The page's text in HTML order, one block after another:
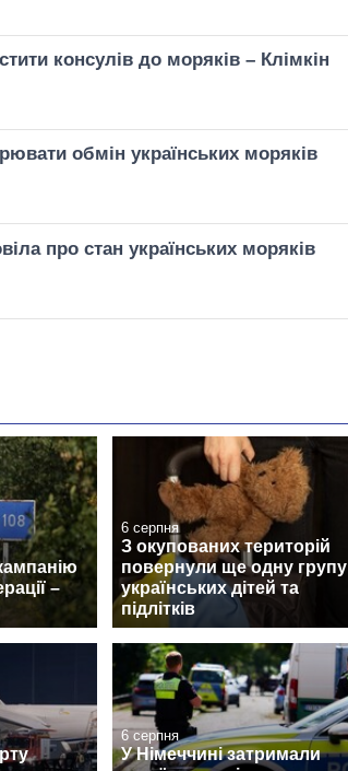
консулів до моряків – Клімкін
обмін українських моряків
про стан українських моряків
–
6 серпня
З окупованих територій
повернули ще одну групу
українських дітей та
підлітків
6 серпня
У Німеччині затримали